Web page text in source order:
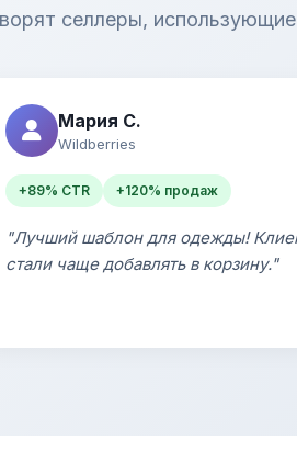
селлеры,
Мария С.
Wildberries
+89% CTR +120% продаж
"Лучший шаблон для одежды!
стали чаще добавлять в корзину."